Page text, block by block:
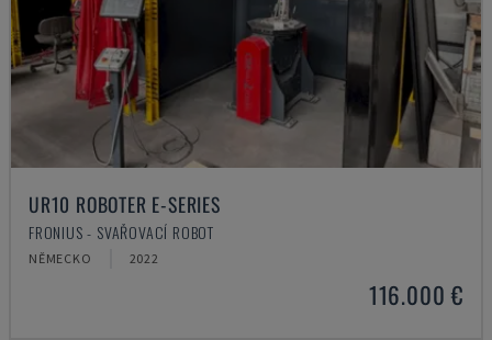
UR10 ROBOTER E-SERIES
FRONIUS - SVAŘOVACÍ ROBOT
NĚMECKO 2022
116.000 €